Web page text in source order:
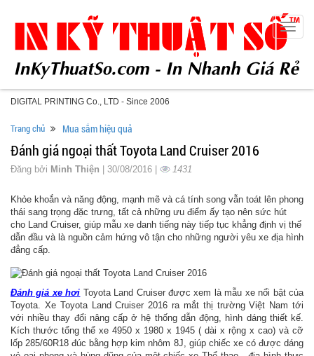
DIGITAL PRINTING Co., LTD - Since 2006
Toggle
Trang chủ Mua sắm hiệu quả
Đánh giá ngoại thất Toyota Land Cruiser 2016
Đăng bởi Minh Thiện | 30/08/2016 | 1431
Khỏe khoắn và năng động, mạnh mẽ và cá tính song vẫn toát lên phong
thái sang trọng đặc trưng, tất cả những ưu điểm ấy tạo nên sức hút
cho Land Cruiser, giúp mẫu xe danh tiếng này tiếp tục khẳng định vị thế
dẫn đầu và là nguồn cảm hứng vô tận cho những người yêu xe địa hình
đẳng cấp.
Đánh giá xe hơi Toyota Land Cruiser được xem là mẫu xe nổi bật của
Toyota. Xe Toyota Land Cruiser 2016 ra mắt thị trường Việt Nam tới
với nhiều thay đổi nâng cấp ở hệ thống dẫn động, hình dáng thiết kế.
Kích thước tổng thể xe 4950 x 1980 x 1945 ( dài x rộng x cao) và cỡ
lốp 285/60R18 đúc bằng hợp kim nhôm 8J, giúp chiếc xe có được dáng